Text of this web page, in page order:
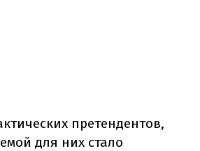
претендентов,
для них стало